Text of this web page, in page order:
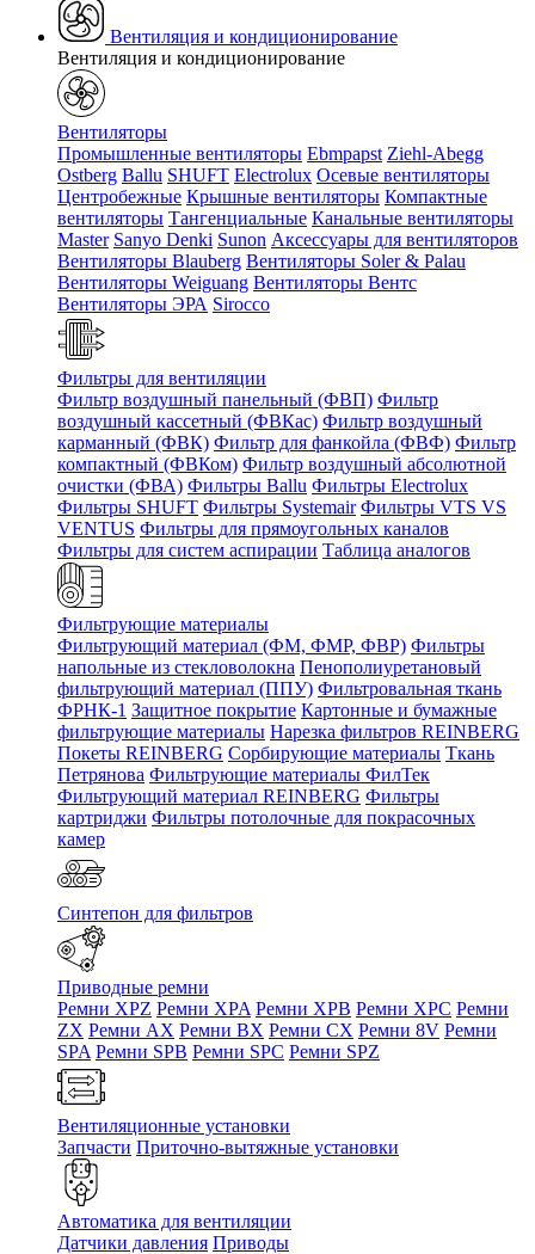
Вентиляция и кондиционирование
Вентиляция и кондиционирование
Вентиляторы
Промышленные вентиляторы Ebmpapst Ziehl-Abegg
Ostberg Ballu SHUFT Electrolux Осевые вентиляторы
Центробежные Крышные вентиляторы Компактные
вентиляторы Тангенциальные Канальные вентиляторы
Master Sanyo Denki Sunon Аксессуары для вентиляторов
Вентиляторы Blauberg Вентиляторы Soler & Palau
Вентиляторы Weiguang Вентиляторы Вентс
Вентиляторы ЭРА Sirocco
Фильтры для вентиляции
Фильтр воздушный панельный (ФВП) Фильтр
воздушный кассетный (ФВКас) Фильтр воздушный
карманный (ФВК) Фильтр для фанкойла (ФВФ) Фильтр
компактный (ФВКом) Фильтр воздушный абсолютной
очистки (ФВА) Фильтры Ballu Фильтры Electrolux
Фильтры SHUFT Фильтры Systemair Фильтры VTS VS
VENTUS Фильтры для прямоугольных каналов
Фильтры для систем аспирации Таблица аналогов
Фильтрующие материалы
Фильтрующий материал (ФМ, ФМР, ФВР) Фильтры
напольные из стекловолокна Пенополиуретановый
фильтрующий материал (ППУ) Фильтровальная ткань
ФРНК-1 Защитное покрытие Картонные и бумажные
фильтрующие материалы Нарезка фильтров REINBERG
Покеты REINBERG Сорбирующие материалы Ткань
Петрянова Фильтрующие материалы ФилТек
Фильтрующий материал REINBERG Фильтры
картриджи Фильтры потолочные для покрасочных
камер
Синтепон для фильтров
Приводные ремни
Ремни XPZ Ремни XPA Ремни XPB Ремни XPC Ремни
ZX Ремни AX Ремни BX Ремни CX Ремни 8V Ремни
SPA Ремни SPB Ремни SPC Ремни SPZ
Вентиляционные установки
Запчасти Приточно-вытяжные установки
Автоматика для вентиляции
Датчики давления Приводы